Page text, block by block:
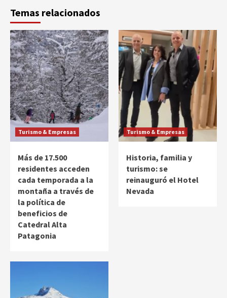
Temas relacionados
Turismo & Empresas
Más de 17.500
residentes acceden
cada temporada a la
montaña a través de
la política de
beneficios de
Catedral Alta
Patagonia
Turismo & Empresas
Historia, familia y
turismo: se
reinauguró el Hotel
Nevada